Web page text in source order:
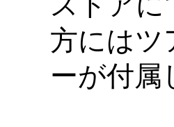
方にはツ
ーが付属